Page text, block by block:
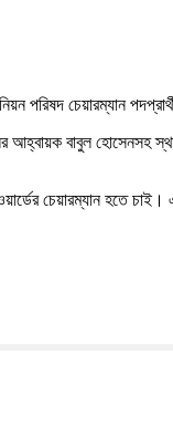
পরিষদ চেয়ারম্যান
আহ্বায়ক বাবুল হোসেনসহ
চেয়ারম্যান হতে